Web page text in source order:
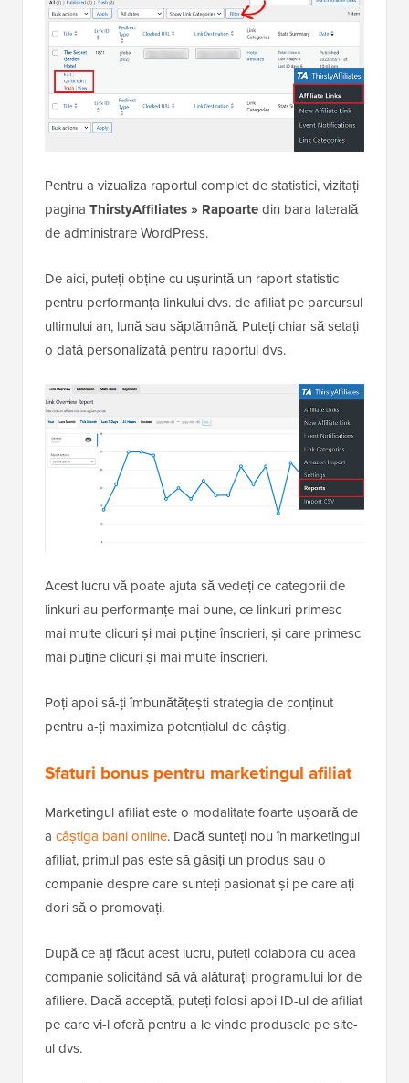
Pentru a vizualiza raportul complet de statistici, vizitați
pagina ThirstyAffiliates » Rapoartedin bara laterală
de administrare WordPress.
De aici, puteți obține cu ușurință un raport statistic
pentru performanța linkului dvs. de afiliat pe parcursul
ultimului an, lună sau săptămână. Puteți chiar să setați
o dată personalizată pentru raportul dvs.
Acest lucru vă poate ajuta să vedeți ce categorii de
linkuri au performanțe mai bune, ce linkuri primesc
mai multe clicuri și mai puține înscrieri, și care primesc
mai puține clicuri și mai multe înscrieri.
Poți apoi să-ți îmbunătățești strategia de conținut
pentru a-ți maximiza potențialul de câștig.
Sfaturi bonus pentru marketingul afiliat
Marketingul afiliat este o modalitate foarte ușoară de
a câștiga bani online. Dacă sunteți nou în marketingul
afiliat, primul pas este să găsiți un produs sau o
companie despre care sunteți pasionat și pe care ați
dori să o promovați.
După ce ați făcut acest lucru, puteți colabora cu acea
companie solicitând să vă alăturați programului lor de
afiliere. Dacă acceptă, puteți folosi apoi ID-ul de afiliat
pe care vi-l oferă pentru a le vinde produsele pe site-
ul dvs.